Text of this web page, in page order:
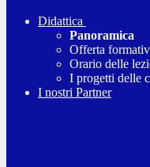
Didattica
Panoramica
Offerta
Orario delle
I progetti delle
I nostri Partner